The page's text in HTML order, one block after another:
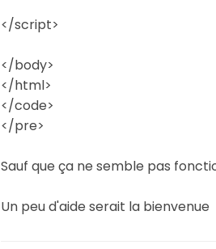
</script>
</body>
</html>
</code>
</pre>
Sauf que ça ne semble pas
Un peu d'aide serait la bienvenue